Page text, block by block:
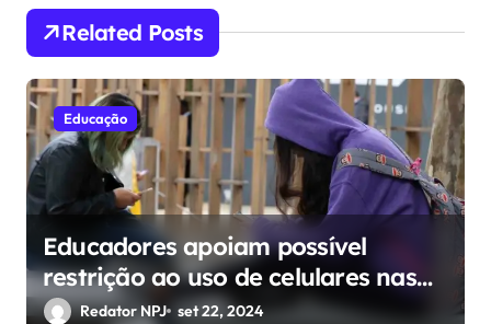
d
e
P
o
s
t
Related Posts
Educação
Educadores apoiam possível
restrição ao uso de celulares nas
escolas
Redator NPJ set 22, 2024